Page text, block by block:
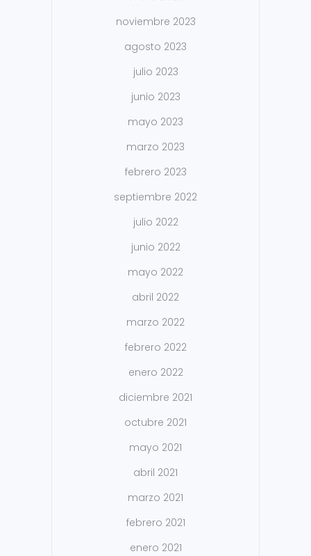
noviembre 2023
agosto 2023
julio 2023
junio 2023
mayo 2023
marzo 2023
febrero 2023
septiembre 2022
julio 2022
junio 2022
mayo 2022
abril 2022
marzo 2022
febrero 2022
enero 2022
diciembre 2021
octubre 2021
mayo 2021
abril 2021
marzo 2021
febrero 2021
enero 2021